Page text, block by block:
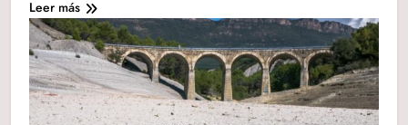
Leer más